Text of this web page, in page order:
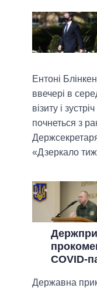
Ентоні
ввечері в
візиту і
почнеться з
«Дзеркало
COVID-
Державна